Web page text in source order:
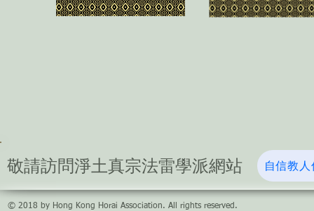
​敬請訪問淨土真宗法雷學派網站 自信教
© 2018 by Hong Kong Horai Association. All rights reserved.